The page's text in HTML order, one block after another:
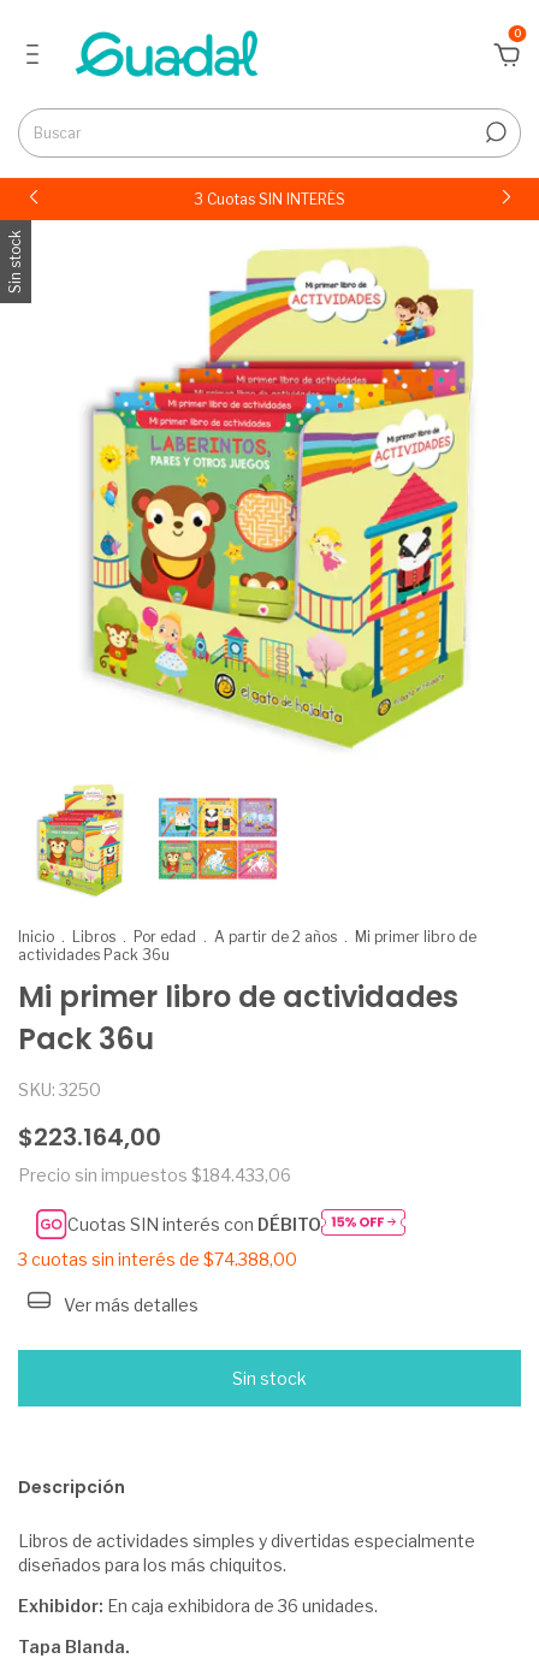
0
3 Cuotas SIN INTERÉS
Sin stock
Inicio . Libros . Por edad . A partir de 2 años . Mi primer libro de
actividades Pack 36u
Mi primer libro de actividades
Pack 36u
SKU: 3250
$223.164,00
Precio sin impuestos $184.433,06
Cuotas SIN interés con DÉBITO
3 cuotas sin interés de $74.388,00
Ver más detalles
Descripción
Libros de actividades simples y divertidas especialmente
diseñados para los más chiquitos.
Exhibidor: En caja exhibidora de 36 unidades.
Tapa Blanda.